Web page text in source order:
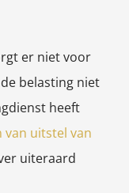
er niet voor
belasting niet
heeft
van uitstel van
uiteraard